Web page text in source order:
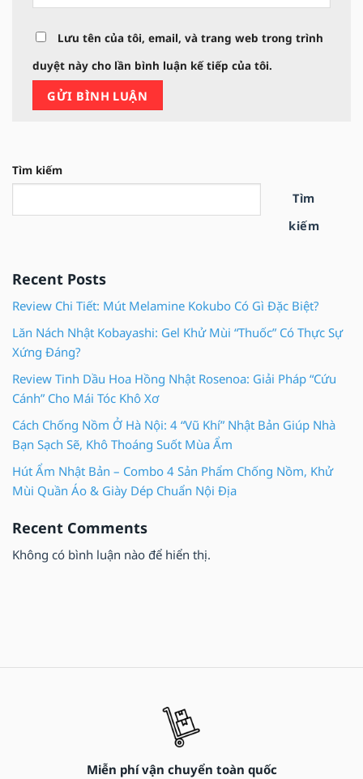
Tìm kiếm
Tìm
kiếm
Recent Posts
Review Chi Tiết: Mút Melamine Kokubo Có Gì Đặc Biệt?
Lăn Nách Nhật Kobayashi: Gel Khử Mùi “Thuốc” Có Thực Sự
Xứng Đáng?
Review Tinh Dầu Hoa Hồng Nhật Rosenoa: Giải Pháp “Cứu
Cánh” Cho Mái Tóc Khô Xơ
Cách Chống Nồm Ở Hà Nội: 4 “Vũ Khí” Nhật Bản Giúp Nhà
Bạn Sạch Sẽ, Khô Thoáng Suốt Mùa Ẩm
Hút Ẩm Nhật Bản – Combo 4 Sản Phẩm Chống Nồm, Khử
Mùi Quần Áo & Giày Dép Chuẩn Nội Địa
Recent Comments
Không có bình luận nào để hiển thị.
Lưu tên của tôi, email, và trang web trong trình
duyệt này cho lần bình luận kế tiếp của tôi.
Miễn phí vận chuyển toàn quốc